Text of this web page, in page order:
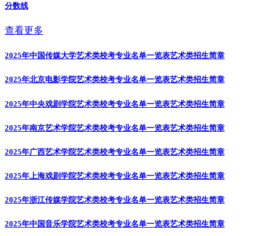
分数线
查看更多
2025年中国传媒大学艺术类校考专业名单一览表艺术类招生简章
2025年北京电影学院艺术类校考专业名单一览表艺术类招生简章
2025年中央戏剧学院艺术类校考专业名单一览表艺术类招生简章
2025年南京艺术学院艺术类校考专业名单一览表艺术类招生简章
2025年广西艺术学院艺术类校考专业名单一览表艺术类招生简章
2025年上海戏剧学院艺术类校考专业名单一览表艺术类招生简章
2025年浙江传媒学院艺术类校考专业名单一览表艺术类招生简章
2025年中国音乐学院艺术类校考专业名单一览表艺术类招生简章